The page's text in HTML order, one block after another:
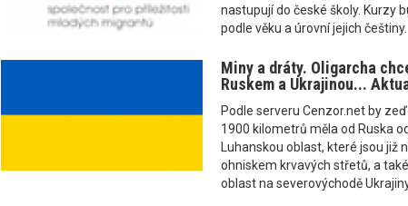
nastupují do české školy. Kurzy
podle věku a úrovní jejich češtiny.
Miny a dráty. Oligarcha
Ruskem a Ukrajinou...
Podle serveru Cenzor.net by
1900 kilometrů měla od Ruska
Luhanskou oblast, které jsou již
ohniskem krvavých střetů, a
oblast na severovýchodě